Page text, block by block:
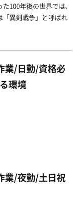
100年後の世界では、
「異剣戦争」と呼ばれ
業/日勤/資格必
環境
業/夜勤/土日祝